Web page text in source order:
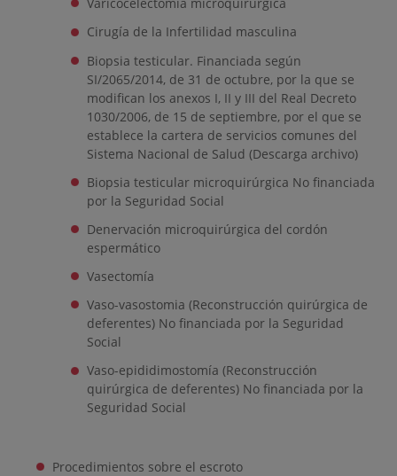
Cirugía de la Infertilidad masculina
Biopsia testicular. Financiada según
SI/2065/2014, de 31 de octubre, por la que se
modifican los anexos I, II y III del Real Decreto
1030/2006, de 15 de septiembre, por el que se
establece la cartera de servicios comunes del
Sistema Nacional de Salud (Descarga archivo)
Biopsia testicular microquirúrgica No financiada
por la Seguridad Social
Denervación microquirúrgica del cordón
espermático
Vasectomía
Vaso-vasostomia (Reconstrucción quirúrgica de
deferentes) No financiada por la Seguridad
Social
Vaso-epididimostomía (Reconstrucción
quirúrgica de deferentes) No financiada por la
Seguridad Social
Procedimientos sobre el escroto